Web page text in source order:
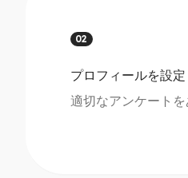
02
プロフィールを設定
適切なアンケート